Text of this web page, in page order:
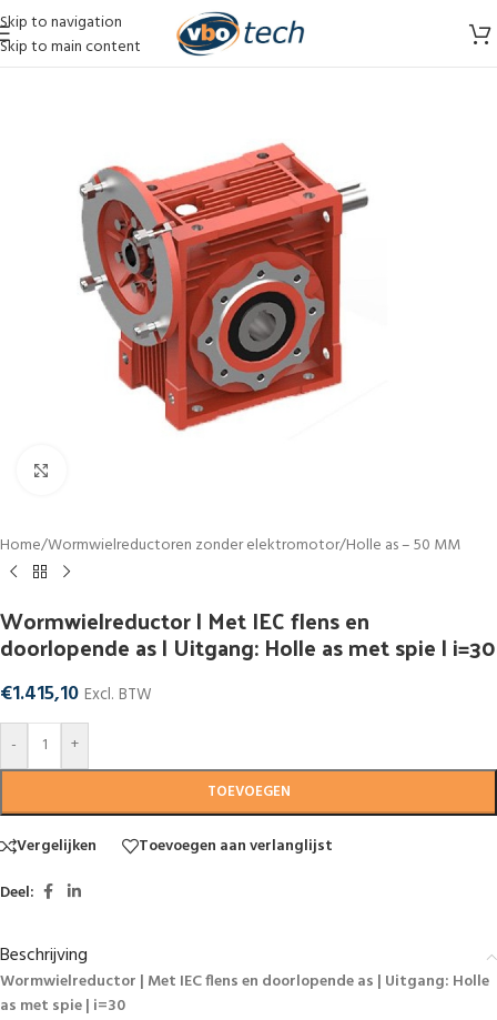
Skip to navigation
Skip to main content
Home/Wormwielreductoren zonder elektromotor/Holle as – 50 MM
Wormwielreductor | Met IEC flens en
doorlopende as | Uitgang: Holle as met spie | i=30
€1.415,10 Excl. BTW
-
+
TOEVOEGEN
Vergelijken
Toevoegen aan verlanglijst
Deel:
Beschrijving
Wormwielreductor | Met IEC flens en doorlopende as | Uitgang: Holle
as met spie | i=30